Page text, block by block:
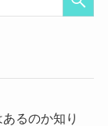
るのか知り